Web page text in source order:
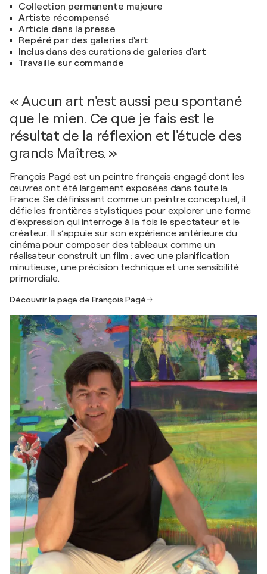
Collection permanente majeure
Artiste récompensé
Article dans la presse
Repéré par des galeries d'art
Inclus dans des curations de galeries d'art
Travaille sur commande
« Aucun art n'est aussi peu spontané
que le mien. Ce que je fais est le
résultat de la réflexion et l'étude des
grands Maîtres. »
François Pagé est un peintre français engagé dont les
œuvres ont été largement exposées dans toute la
France. Se définissant comme un peintre conceptuel, il
défie les frontières stylistiques pour explorer une forme
d’expression qui interroge à la fois le spectateur et le
créateur. Il s’appuie sur son expérience antérieure du
cinéma pour composer des tableaux comme un
réalisateur construit un film : avec une planification
minutieuse, une précision technique et une sensibilité
primordiale.
Découvrir la page de François Pagé